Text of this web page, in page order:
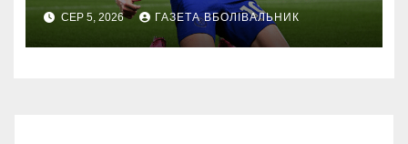
СЕР 5, 2026 ГАЗЕТА ВБОЛІВАЛЬНИК